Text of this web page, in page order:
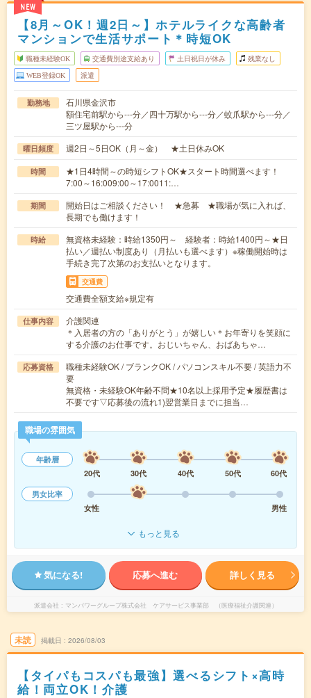
NEW
【8月～OK！週2日～】ホテルライクな高齢者
マンションで生活サポート＊時短OK
職種未経験OK 交通費別途支給あり 土日祝日が休み 残業なし
WEB登録OK 派遣
勤務地
石川県金沢市
額住宅前駅から---分／四十万駅から---分／蚊爪駅から---分／
三ツ屋駅から---分
曜日頻度 週2日～5日OK（月～金） ★土日休みOK
時間
★1日4時間～の時短シフトOK★スタート時間選べます！
7:00～16:009:00～17:0011:…
期間
開始日はご相談ください！ ★急募 ★職場が気に入れば、
長期でも働けます！
時給
無資格未経験：時給1350円～ 経験者：時給1400円～★日
払い／週払い制度あり（月払いも選べます）※稼働開始時は
手続き完了次第のお支払いとなります。
交通費
交通費全額支給※規定有
仕事内容
介護関連
＊入居者の方の「ありがとう」が嬉しい＊お年寄りを笑顔に
する介護のお仕事です。おじいちゃん、おばあちゃ…
応募資格
職種未経験OK / ブランクOK / パソコンスキル不要 / 英語力不
要
無資格・未経験OK年齢不問★10名以上採用予定★履歴書は
不要です▽応募後の流れ1)翌営業日までに担当…
職場の雰囲気
年齢層
20代
30代 40代 50代
60代
男女比率
女性
男性
もっと見る
気になる! 応募へ進む 詳しく見る
派遣会社 マンパワーグループ株式会社 ケアサービス事業部 （医療福祉介護関連）
未読 掲載日 2026/08/03
【タイパもコスパも最強】選べるシフト×高時
給！両立OK！介護